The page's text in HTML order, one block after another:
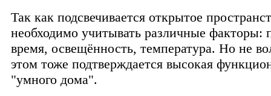
Так как подсвечивается открытое
необходимо учитывать различные факторы:
время, освещённость, температура. Но не
этом тоже подтверждается высокая
"умного дома".